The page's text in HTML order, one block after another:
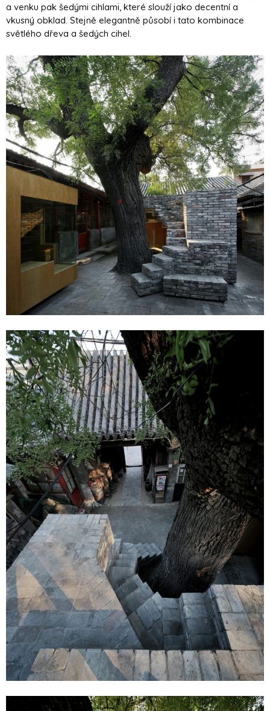
a venku pak šedými cihlami, které slouží jako decentní a
vkusný obklad. Stejně elegantně působí i tato kombinace
světlého dřeva a šedých cihel.